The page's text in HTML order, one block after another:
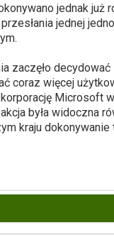
jednak już
jednej
zaczęło
coraz więcej
Microsoft
była widoczna
kraju dokonywanie